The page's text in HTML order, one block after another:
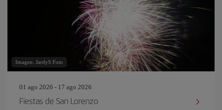
Imagen: JardyS Foto
01 ago 2026 - 17 ago 2026
Fiestas de San Lorenzo